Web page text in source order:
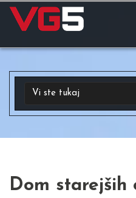
Vi ste tukaj
Dom starejših